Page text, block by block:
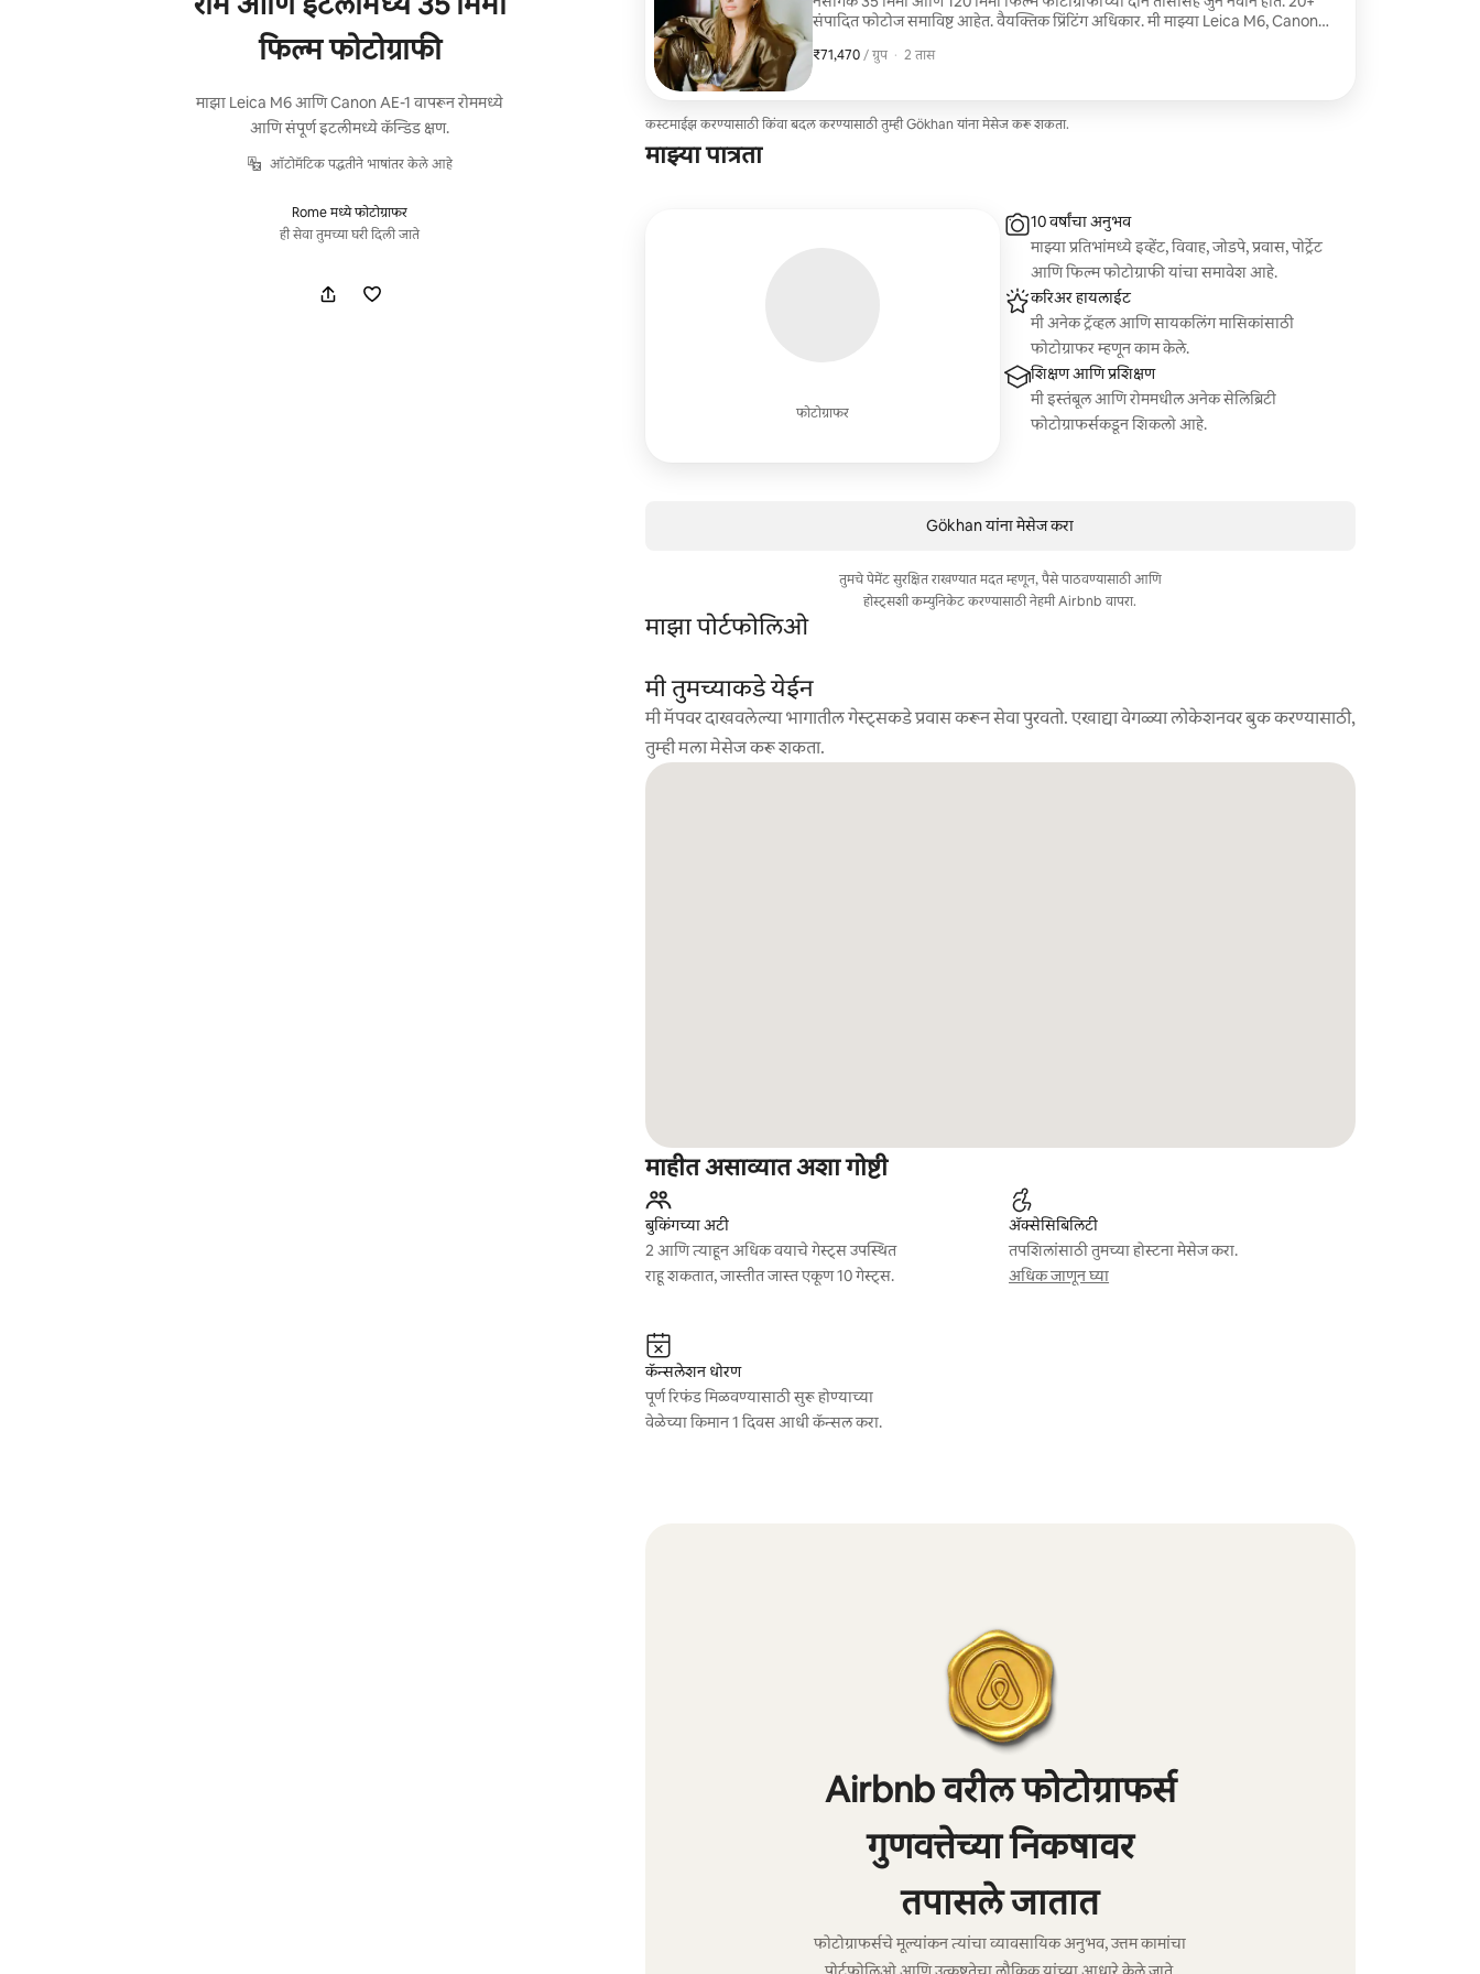
फिल्म फोटोग्राफी
माझा Leica M6 आणि Canon AE-1 वापरून रोममध्ये
आणि संपूर्ण इटलीमध्ये कॅन्डिड क्षण.
ऑटोमॅटिक पद्धतीने भाषांतर केले आहे
Rome मध्ये फोटोग्राफर
ही सेवा तुमच्या घरी दिली जाते
संपादित फोटोज समाविष्ट आहेत. वैयक्तिक प्रिंटिंग अधिकार. मी माझ्या Leica M6, Canon
प्रकारची जादू आहे. डिजिटल इमेजेसच्या विपरीत, त्यात नॉस्टॅल्जिक आणि अस्सल गुणवत्ता
₹71,470 / ग्रुप
₹71,470, प्रति ग्रुप
, · 2 तास
कस्टमाईझ करण्यासाठी किंवा बदल करण्यासाठी तुम्ही Gökhan यांना मेसेज करू शकता.
माझ्या पात्रता
फोटोग्राफर
10 वर्षांचा अनुभव
माझ्या प्रतिभांमध्ये इव्हेंट, विवाह, जोडपे, प्रवास, पोर्ट्रेट
आणि फिल्म फोटोग्राफी यांचा समावेश आहे.
करिअर हायलाईट
मी अनेक ट्रॅव्हल आणि सायकलिंग मासिकांसाठी
फोटोग्राफर म्हणून काम केले.
शिक्षण आणि प्रशिक्षण
मी इस्तंबूल आणि रोममधील अनेक सेलिब्रिटी
फोटोग्राफर्सकडून शिकलो आहे.
Gökhan यांना मेसेज करा
तुमचे पेमेंट सुरक्षित राखण्यात मदत म्हणून, पैसे पाठवण्यासाठी आणि
होस्ट्सशी कम्युनिकेट करण्यासाठी नेहमी Airbnb वापरा.
माझा पोर्टफोलिओ
मी तुमच्याकडे येईन
मी मॅपवर दाखवलेल्या भागातील गेस्ट्सकडे प्रवास करून सेवा पुरवतो. एखाद्या वेगळ्या लोकेशनवर बुक करण्यासाठी,
तुम्ही मला मेसेज करू शकता.
माहीत असाव्यात अशा गोष्टी
बुकिंगच्या अटी
2 आणि त्याहून अधिक वयाचे गेस्ट्स उपस्थित
राहू शकतात, जास्तीत जास्त एकूण 10 गेस्ट्स.
ॲक्सेसिबिलिटी
तपशिलांसाठी तुमच्या होस्टना मेसेज करा.
अधिक जाणून घ्या
कॅन्सलेशन धोरण
पूर्ण रिफंड मिळवण्यासाठी सुरू होण्याच्या
वेळेच्या किमान 1 दिवस आधी कॅन्सल करा.
Airbnb वरील फोटोग्राफर्स
गुणवत्तेच्या निकषावर
तपासले जातात
फोटोग्राफर्सचे मूल्यांकन त्यांचा व्यावसायिक अनुभव, उत्तम कामांचा